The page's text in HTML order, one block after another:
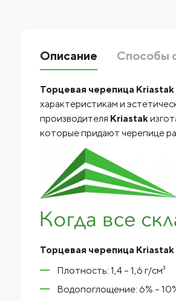
Описание Способы
Торцевая черепица Kriastak
характеристикам и
производителя Kriastak
которые придают черепице
Торцевая черепица
Плотность: 1,4 – 1,6 г/см³
Водопоглощение: 6% –